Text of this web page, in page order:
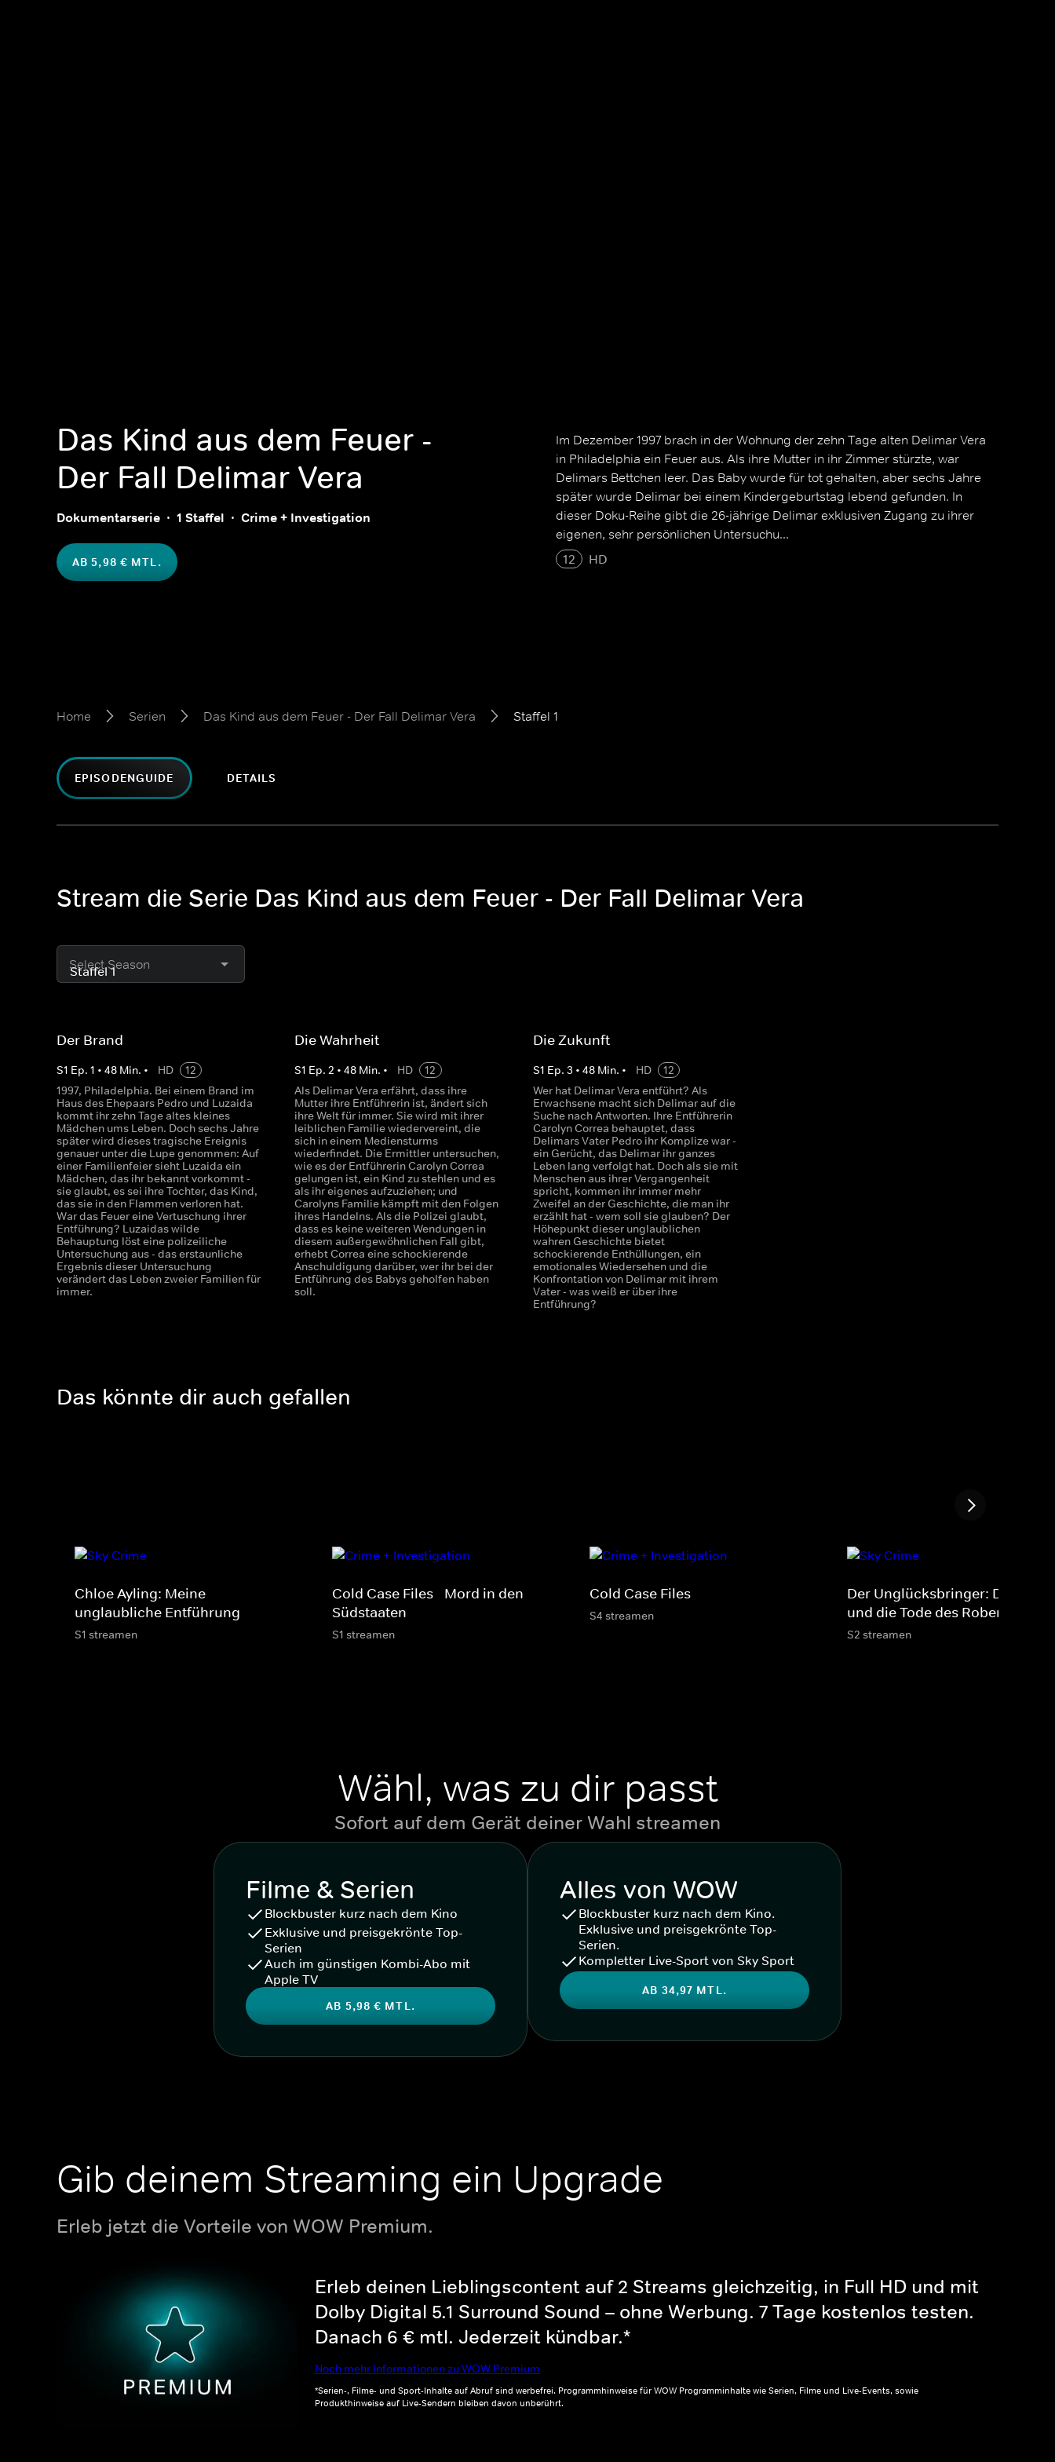
Das Kind aus dem Feuer -
Der Fall Delimar Vera
Dokumentarserie 1 Staffel Crime + Investigation
AB 5,98 € MTL.
Im Dezember 1997 brach in der Wohnung der zehn Tage alten Delimar Vera
in Philadelphia ein Feuer aus. Als ihre Mutter in ihr Zimmer stürzte, war
Delimars Bettchen leer. Das Baby wurde für tot gehalten, aber sechs Jahre
später wurde Delimar bei einem Kindergeburtstag lebend gefunden. In
dieser Doku-Reihe gibt die 26-jährige Delimar exklusiven Zugang zu ihrer
eigenen, sehr persönlichen Untersuchu...
12
HD
Home Serien Das Kind aus dem Feuer - Der Fall Delimar Vera Staffel 1
EPISODENGUIDE DETAILS
Stream die Serie Das Kind aus dem Feuer - Der Fall Delimar Vera
Select Season
Der Brand
S1 Ep. 1 • 48 Min. • HD
12
1997, Philadelphia. Bei einem Brand im
Haus des Ehepaars Pedro und Luzaida
kommt ihr zehn Tage altes kleines
Mädchen ums Leben. Doch sechs Jahre
später wird dieses tragische Ereignis
genauer unter die Lupe genommen: Auf
einer Familienfeier sieht Luzaida ein
Mädchen, das ihr bekannt vorkommt -
sie glaubt, es sei ihre Tochter, das Kind,
das sie in den Flammen verloren hat.
War das Feuer eine Vertuschung ihrer
Entführung? Luzaidas wilde
Behauptung löst eine polizeiliche
Untersuchung aus - das erstaunliche
Ergebnis dieser Untersuchung
verändert das Leben zweier Familien für
immer.
Die Wahrheit
S1 Ep.2 •48 Min. • HD
12
Als Delimar Vera erfährt, dass ihre
Mutter ihre Entführerin ist, ändert sich
ihre Welt für immer. Sie wird mit ihrer
leiblichen Familie wiedervereint, die
sich in einem Mediensturms
wiederfindet. Die Ermittler untersuchen,
wie es der Entführerin Carolyn Correa
gelungen ist, ein Kind zu stehlen und es
als ihr eigenes aufzuziehen; und
Carolyns Familie kämpft mit den Folgen
ihres Handelns. Als die Polizei glaubt,
dass es keine weiteren Wendungen in
diesem außergewöhnlichen Fall gibt,
erhebt Correa eine schockierende
Anschuldigung darüber, wer ihr bei der
Entführung des Babys geholfen haben
soll.
Die Zukunft
S1 Ep. 3 • 48Min. • HD
12
Wer hat Delimar Vera entführt? Als
Erwachsene macht sich Delimar auf die
Suche nach Antworten. Ihre Entführerin
Carolyn Correa behauptet, dass
Delimars Vater Pedro ihr Komplize war -
ein Gerücht, das Delimar ihr ganzes
Leben lang verfolgt hat. Doch als sie mit
Menschen aus ihrer Vergangenheit
spricht, kommen ihr immer mehr
Zweifel an der Geschichte, die man ihr
erzählt hat - wem soll sie glauben? Der
Höhepunkt dieser unglaublichen
wahren Geschichte bietet
schockierende Enthüllungen, ein
emotionales Wiedersehen und die
Konfrontation von Delimar mit ihrem
Vater - was weiß er über ihre
Entführung?
Das könnte dir auch gefallen
Chloe Ayling: Meine
unglaubliche Entführung
S1 streamen
Cold Case Files - Mord in den
Südstaaten
S1 streamen
Cold Case Files
S4 streamen
Der Unglücksbringer: Das
und die Tode des Robert Durst
S2 streamen
Wähl, was zu dir passt
Sofort auf dem Gerät deiner Wahl streamen
Filme & Serien
Blockbuster kurz nach dem Kino
Exklusive und preisgekrönte Top-
Serien
Auch im günstigen Kombi-Abo mit
Apple TV
AB 5,98 € MTL.
Alles von WOW
Blockbuster kurz nach dem Kino.
Exklusive und preisgekrönte Top-
Serien.
Kompletter Live-Sport von Sky Sport
AB 34,97 MTL.
Gib deinem Streaming ein Upgrade
Erleb jetzt die Vorteile von WOW Premium.
Erleb deinen Lieblingscontent auf 2 Streams gleichzeitig, in Full HD und mit
Dolby Digital 5.1 Surround Sound – ohne Werbung. 7 Tage kostenlos testen.
Danach 6 € mtl. Jederzeit kündbar.*
Noch mehr Informationen zu WOW Premium
*Serien-, Filme- und Sport-Inhalte auf Abruf sind werbefrei. Programmhinweise für WOW Programminhalte wie Serien, Filme und Live-Events, sowie
Produkthinweise auf Live-Sendern bleiben davon unberührt.